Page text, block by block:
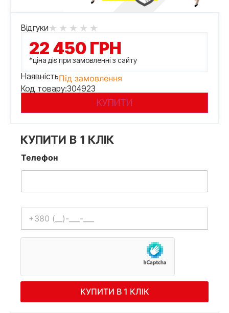
Відгуки
22 450 ГРН
*ціна діє при замовленні з сайту
НаявністьПід замовлення
Код товару:304923
КУПИТИ
КУПИТИ В 1 КЛІК
Телефон
Телефон*
КУПИТИ В 1 КЛІК